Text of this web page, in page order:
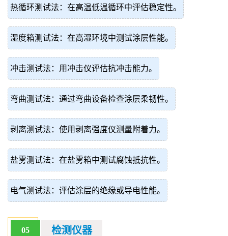
热循环测试法：在高温低温循环中评估稳定性。
湿度箱测试法：在高湿环境中测试涂层性能。
冲击测试法：用冲击仪评估抗冲击能力。
弯曲测试法：通过弯曲设备检查涂层柔韧性。
剥离测试法：使用剥离强度仪测量附着力。
盐雾测试法：在盐雾箱中测试腐蚀抵抗性。
电气测试法：评估涂层的绝缘或导电性能。
05 检测仪器